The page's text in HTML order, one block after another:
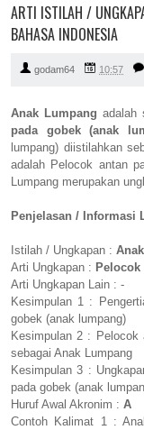
ARTI ISTILAH /
BAHASA INDONESIA
godam64 10:57
Anak Lumpang adalah
pada gobek (anak
lumpang) diistilahkan
adalah Pelocok antan
Lumpang merupakan
Penjelasan / Informasi
Istilah / Ungkapan :
Arti Ungkapan :
Arti Ungkapan Lain : -
Kesimpulan 1 :
gobek (anak lumpang)
Kesimpulan 2 : Pelocok
sebagai Anak Lumpang
Kesimpulan 3 :
pada gobek (anak
Huruf Awal Akronim : A
Contoh Kalimat 1 :